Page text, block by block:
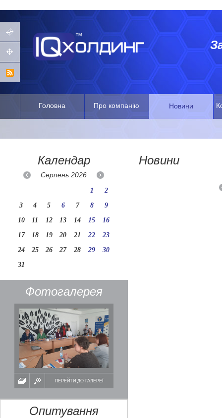
Головна Про компанію Новини
Календар
Серпень2026
1
2
3
4 5 6 7 8
9
10
11 12 13 14 15
16
17
18 19 20 21 22
23
24
25 26 27 28 29
30
31
Фотогалерея
ПЕРЕЙТИ ДО ГАЛЕРЕЇ
Опитування
Новини